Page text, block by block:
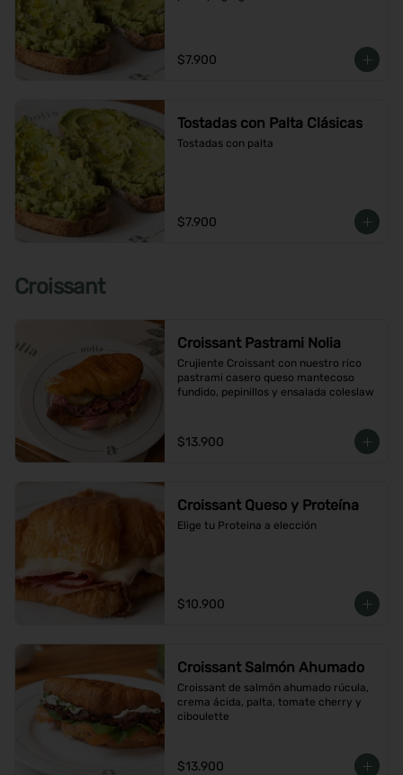
$7.900
Tostadas con Palta Clásicas
Tostadas con palta
$7.900
Croissant
Croissant Pastrami Nolia
Crujiente Croissant con nuestro rico
pastrami casero queso mantecoso
fundido, pepinillos y ensalada coleslaw
$13.900
Croissant Queso y Proteína
Elige tu Proteina a elección
$10.900
Croissant Salmón Ahumado
Croissant de salmón ahumado rúcula,
crema ácida, palta, tomate cherry y
ciboulette
$13.900